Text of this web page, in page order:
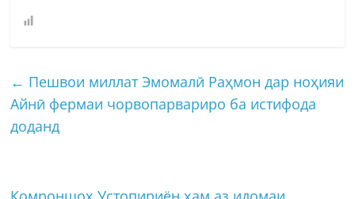
← Пешвои миллат Эмомалӣ Раҳмон дар ноҳияи
Айнӣ фермаи чорвопарвариро ба истифода
доданд